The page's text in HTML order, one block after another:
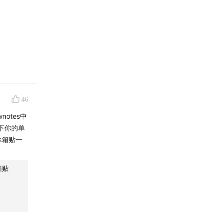
植带，
，0胆
巧克
伴不
机的
46
中
你的单
箱贴一
贴